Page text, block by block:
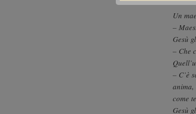
Un
–
Gesù
– Che
– C’è
anima,
come
Gesù